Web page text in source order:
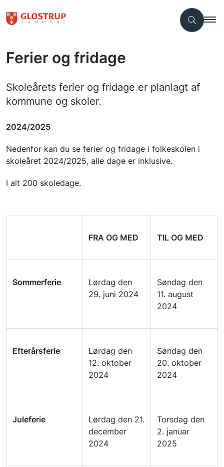
Ferier og fridage
Skoleårets ferier og fridage er planlagt af
kommune og skoler.
2024/2025
Nedenfor kan du se ferier og fridage i folkeskolen i
skoleåret 2024/2025, alle dage er inklusive.
I alt 200 skoledage.
FRA OG MED TIL OG MED
Sommerferie
Lørdag den
29. juni 2024
Søndag den
11. august
2024
Efterårsferie
Lørdag den
12. oktober
2024
Søndag den
20. oktober
2024
Juleferie
Lørdag den 21.
december
2024
Torsdag den
2. januar
2025